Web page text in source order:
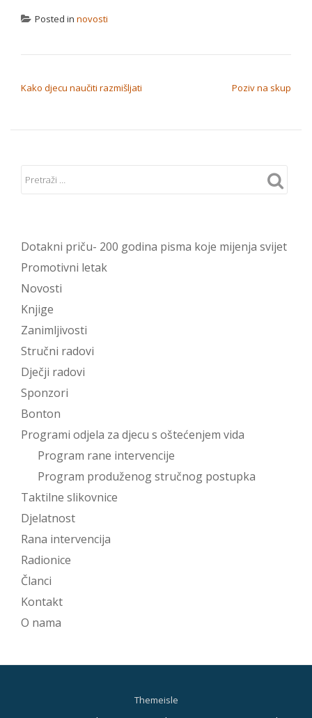
Posted in novosti
Kako djecu naučiti razmišljati Poziv na skup
Dotakni priču- 200 godina pisma koje mijenja svijet
Promotivni letak
Novosti
Knjige
Zanimljivosti
Stručni radovi
Dječji radovi
Sponzori
Bonton
Programi odjela za djecu s oštećenjem vida
Program rane intervencije
Program produženog stručnog postupka
Taktilne slikovnice
Djelatnost
Rana intervencija
Radionice
Članci
Kontakt
O nama
Themeisle